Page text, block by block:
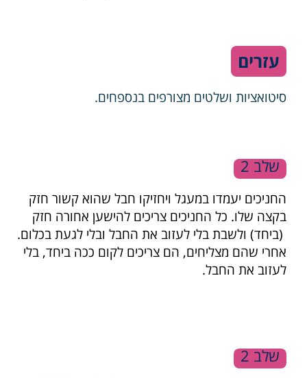
עזרים
סיטואציות ושלטים מצורפים בנספחים.
החניכים יעמדו במעגל ויחזיקו חבל שהוא קשור חזק
בקצה שלו. כל החניכים צריכים להישען אחורה חזק
(ביחד) ולשבת בלי לעזוב את החבל ובלי לגעת בכלום.
אחרי שהם מצליחים, הם צריכים לקום ככה ביחד, בלי
לעזוב את החבל.